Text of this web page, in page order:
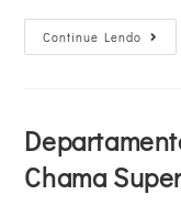
Continue Lendo
Chama